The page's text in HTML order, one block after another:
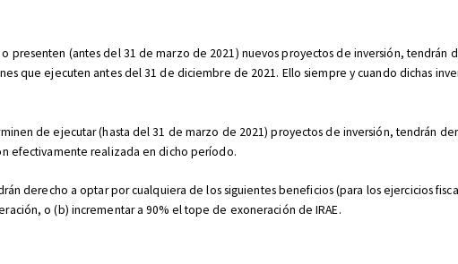
presenten (antes del 31 de marzo de 2021) nuevos proyectos de inversión, tendrán
que ejecuten antes del 31 de diciembre de 2021. Ello siempre y cuando dichas
de ejecutar (hasta del 31 de marzo de 2021) proyectos de inversión, tendrán
efectivamente realizada en dicho período.
derecho a optar por cualquiera de los siguientes beneficios (para los ejercicios
o (b) incrementar a 90% el tope de exoneración de IRAE.